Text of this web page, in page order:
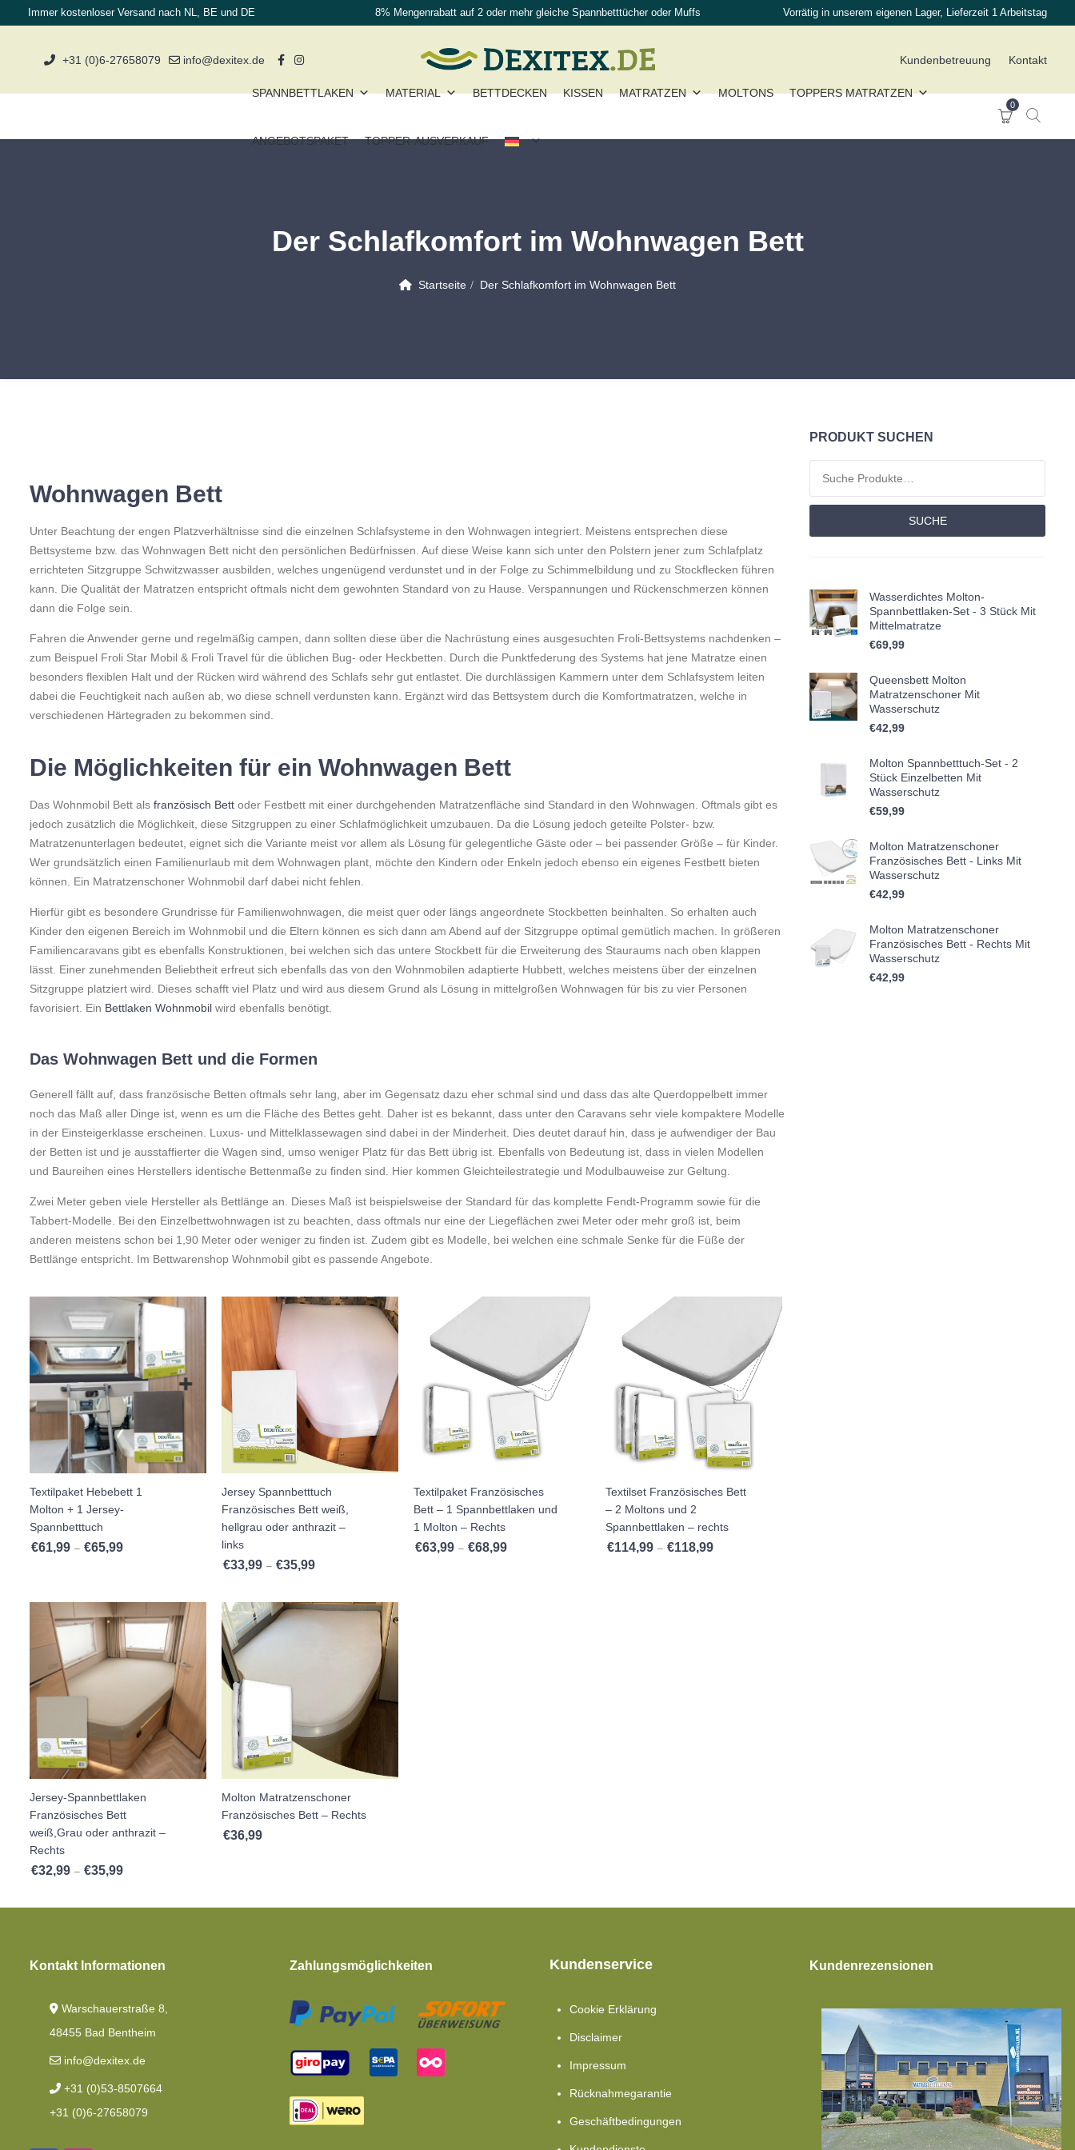
Immer kostenloser Versand nach NL, BE und DE 8% Mengenrabatt auf 2 oder mehr gleiche Spannbetttücher oder Muffs Vorrätig in unserem eigenen Lager, Lieferzeit 1 Arbeitstag
+31 (0)6-27658079 info@dexitex.de Kundenbetreuung Kontakt
SPANNBETTLAKEN MATERIAL BETTDECKEN KISSEN MATRATZEN MOLTONS TOPPERS MATRATZEN
ANGEBOTSPAKET TOPPER-AUSVERKAUF
0
Der Schlafkomfort im Wohnwagen Bett
Startseite Der Schlafkomfort im Wohnwagen Bett
Wohnwagen Bett
Unter Beachtung der engen Platzverhältnisse sind die einzelnen Schlafsysteme in den Wohnwagen integriert. Meistens entsprechen diese
Bettsysteme bzw. das Wohnwagen Bett nicht den persönlichen Bedürfnissen. Auf diese Weise kann sich unter den Polstern jener zum Schlafplatz
errichteten Sitzgruppe Schwitzwasser ausbilden, welches ungenügend verdunstet und in der Folge zu Schimmelbildung und zu Stockflecken führen
kann. Die Qualität der Matratzen entspricht oftmals nicht dem gewohnten Standard von zu Hause. Verspannungen und Rückenschmerzen können
dann die Folge sein.
Fahren die Anwender gerne und regelmäßig campen, dann sollten diese über die Nachrüstung eines ausgesuchten Froli-Bettsystems nachdenken –
zum Beispuel Froli Star Mobil & Froli Travel für die üblichen Bug- oder Heckbetten. Durch die Punktfederung des Systems hat jene Matratze einen
besonders flexiblen Halt und der Rücken wird während des Schlafs sehr gut entlastet. Die durchlässigen Kammern unter dem Schlafsystem leiten
dabei die Feuchtigkeit nach außen ab, wo diese schnell verdunsten kann. Ergänzt wird das Bettsystem durch die Komfortmatratzen, welche in
verschiedenen Härtegraden zu bekommen sind.
Die Möglichkeiten für ein Wohnwagen Bett
Das Wohnmobil Bett als französisch Bett oder Festbett mit einer durchgehenden Matratzenfläche sind Standard in den Wohnwagen. Oftmals gibt es
jedoch zusätzlich die Möglichkeit, diese Sitzgruppen zu einer Schlafmöglichkeit umzubauen. Da die Lösung jedoch geteilte Polster- bzw.
Matratzenunterlagen bedeutet, eignet sich die Variante meist vor allem als Lösung für gelegentliche Gäste oder – bei passender Größe – für Kinder.
Wer grundsätzlich einen Familienurlaub mit dem Wohnwagen plant, möchte den Kindern oder Enkeln jedoch ebenso ein eigenes Festbett bieten
können. Ein Matratzenschoner Wohnmobil darf dabei nicht fehlen.
Hierfür gibt es besondere Grundrisse für Familienwohnwagen, die meist quer oder längs angeordnete Stockbetten beinhalten. So erhalten auch
Kinder den eigenen Bereich im Wohnmobil und die Eltern können es sich dann am Abend auf der Sitzgruppe optimal gemütlich machen. In größeren
Familiencaravans gibt es ebenfalls Konstruktionen, bei welchen sich das untere Stockbett für die Erweiterung des Stauraums nach oben klappen
lässt. Einer zunehmenden Beliebtheit erfreut sich ebenfalls das von den Wohnmobilen adaptierte Hubbett, welches meistens über der einzelnen
Sitzgruppe platziert wird. Dieses schafft viel Platz und wird aus diesem Grund als Lösung in mittelgroßen Wohnwagen für bis zu vier Personen
favorisiert. Ein Bettlaken Wohnmobil wird ebenfalls benötigt.
Das Wohnwagen Bett und die Formen
Generell fällt auf, dass französische Betten oftmals sehr lang, aber im Gegensatz dazu eher schmal sind und dass das alte Querdoppelbett immer
noch das Maß aller Dinge ist, wenn es um die Fläche des Bettes geht. Daher ist es bekannt, dass unter den Caravans sehr viele kompaktere Modelle
in der Einsteigerklasse erscheinen. Luxus- und Mittelklassewagen sind dabei in der Minderheit. Dies deutet darauf hin, dass je aufwendiger der Bau
der Betten ist und je ausstaffierter die Wagen sind, umso weniger Platz für das Bett übrig ist. Ebenfalls von Bedeutung ist, dass in vielen Modellen
und Baureihen eines Herstellers identische Bettenmaße zu finden sind. Hier kommen Gleichteilestrategie und Modulbauweise zur Geltung.
Zwei Meter geben viele Hersteller als Bettlänge an. Dieses Maß ist beispielsweise der Standard für das komplette Fendt-Programm sowie für die
Tabbert-Modelle. Bei den Einzelbettwohnwagen ist zu beachten, dass oftmals nur eine der Liegeflächen zwei Meter oder mehr groß ist, beim
anderen meistens schon bei 1,90 Meter oder weniger zu finden ist. Zudem gibt es Modelle, bei welchen eine schmale Senke für die Füße der
Bettlänge entspricht. Im Bettwarenshop Wohnmobil gibt es passende Angebote.
Textilpaket Hebebett 1
Molton + 1 Jersey-
Spannbetttuch
€61,99 – €65,99 Preisspanne: €61,99 bis €65,99
Jersey Spannbetttuch
Französisches Bett weiß,
hellgrau oder anthrazit –
links
€33,99 – €35,99
Textilpaket Französisches
Bett – 1 Spannbettlaken und
1 Molton – Rechts
€63,99 – €68,99 Preisspanne: €63,99 bis €68,99
Textilset Französisches Bett
– 2 Moltons und 2
Spannbettlaken – rechts
€114,99 – €118,99
Jersey-Spannbettlaken
Französisches Bett
weiß,Grau oder anthrazit –
Rechts
€32,99 – €35,99
Molton Matratzenschoner
Französisches Bett – Rechts
€36,99
PRODUKT SUCHEN
SUCHE
Wasserdichtes Molton-
Spannbettlaken-Set - 3 Stück Mit
Mittelmatratze
€69,99
Queensbett Molton
Matratzenschoner Mit
Wasserschutz
€42,99
Molton Spannbetttuch-Set - 2
Stück Einzelbetten Mit
Wasserschutz
€59,99
Molton Matratzenschoner
Französisches Bett - Links Mit
Wasserschutz
€42,99
Molton Matratzenschoner
Französisches Bett - Rechts Mit
Wasserschutz
€42,99
Kontakt Informationen
Warschauerstraße 8,
48455 Bad Bentheim
info@dexitex.de
+31 (0)53-8507664
+31 (0)6-27658079
Zahlungsmöglichkeiten Kundenservice
Cookie Erklärung
Disclaimer
Impressum
Rücknahmegarantie
Geschäftbedingungen
Kundenrezensionen